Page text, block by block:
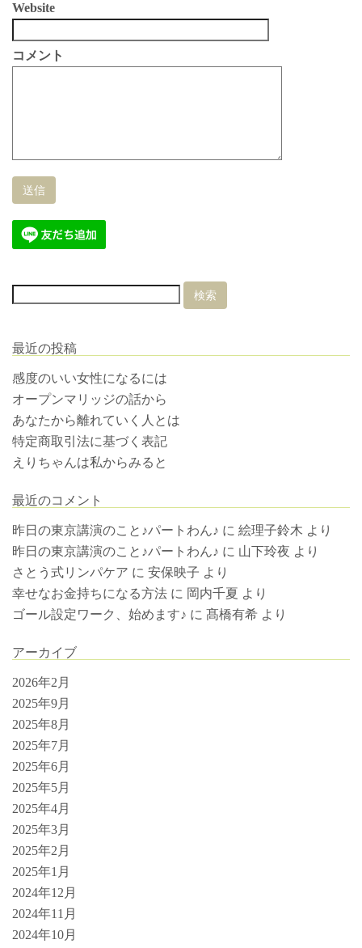
Website
コメント
最近の投稿
感度のいい女性になるには
オープンマリッジの話から
あなたから離れていく人とは
特定商取引法に基づく表記
えりちゃんは私からみると
最近のコメント
昨日の東京講演のこと♪パートわん♪ に 絵理子鈴木 より
昨日の東京講演のこと♪パートわん♪ に 山下玲夜 より
さとう式リンパケア に 安保映子 より
幸せなお金持ちになる方法 に 岡内千夏 より
ゴール設定ワーク、始めます♪ に 髙橋有希 より
アーカイブ
2026年2月
2025年9月
2025年8月
2025年7月
2025年6月
2025年5月
2025年4月
2025年3月
2025年2月
2025年1月
2024年12月
2024年11月
2024年10月